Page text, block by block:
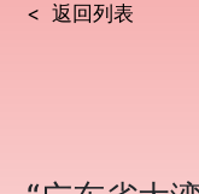
< 返回列表